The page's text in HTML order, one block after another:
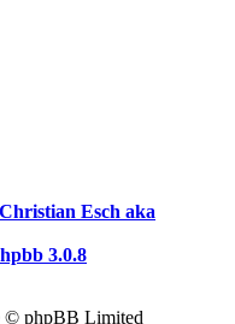
Christian Esch aka
3.0.8
© phpBB Limited